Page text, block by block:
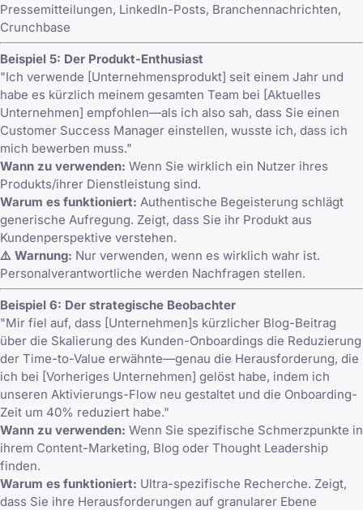
Pressemitteilungen, LinkedIn-Posts, Branchennachrichten,
Crunchbase
Beispiel 5: Der Produkt-Enthusiast
"Ich verwende [Unternehmensprodukt] seit einem Jahr und
habe es kürzlich meinem gesamten Team bei [Aktuelles
Unternehmen] empfohlen—als ich also sah, dass Sie einen
Customer Success Manager einstellen, wusste ich, dass ich
mich bewerben muss."
Wann zu verwenden: Wenn Sie wirklich ein Nutzer ihres
Produkts/ihrer Dienstleistung sind.
Warum es funktioniert: Authentische Begeisterung schlägt
generische Aufregung. Zeigt, dass Sie ihr Produkt aus
Kundenperspektive verstehen.
⚠️ Warnung: Nur verwenden, wenn es wirklich wahr ist.
Personalverantwortliche werden Nachfragen stellen.
Beispiel 6: Der strategische Beobachter
"Mir fiel auf, dass [Unternehmen]s kürzlicher Blog-Beitrag
über die Skalierung des Kunden-Onboardings die Reduzierung
der Time-to-Value erwähnte—genau die Herausforderung, die
ich bei [Vorheriges Unternehmen] gelöst habe, indem ich
unseren Aktivierungs-Flow neu gestaltet und die Onboarding-
Zeit um 40% reduziert habe."
Wann zu verwenden: Wenn Sie spezifische Schmerzpunkte in
ihrem Content-Marketing, Blog oder Thought Leadership
finden.
Warum es funktioniert: Ultra-spezifische Recherche. Zeigt,
dass Sie ihre Herausforderungen auf granularer Ebene